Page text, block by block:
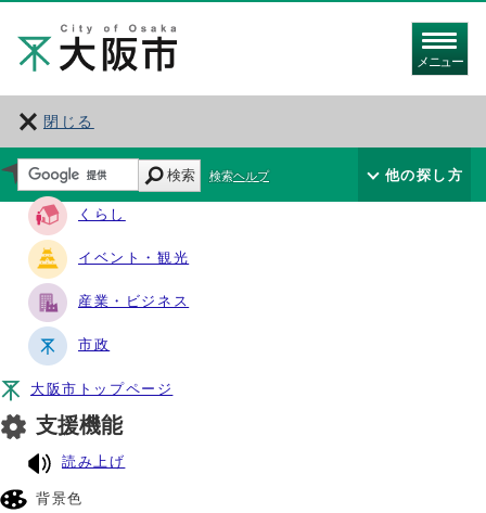
メニュー
閉じる
サイト・ナビ
くらし
イベント・観光
産業・ビジネス
市政
大阪市トップページ
支援機能
読み上げ
背景色
検索 検索ヘルプ 他の探し方